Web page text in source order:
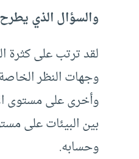
والسؤال الذي
لقد ترتب على كثرة
وجهات النظر
وأخرى على مستوى
بين البيئات على
وحسابه.